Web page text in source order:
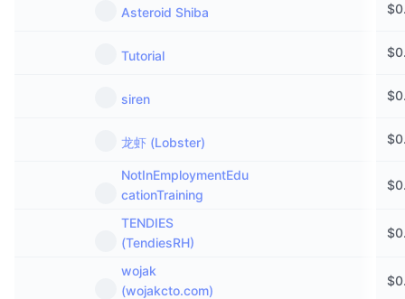
Asteroid Shiba $
Tutorial $
siren $
龙虾 (Lobster) $
NotInEmploymentEdu
cationTraining
$
TENDIES
(TendiesRH)
$
wojak
(wojakcto.com)
$